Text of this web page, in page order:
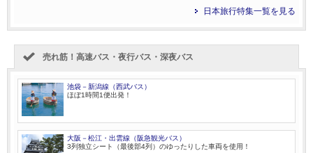
日本旅行特集一覧を見る
売れ筋！高速バス・夜行バス・深夜バス
池袋－新潟線（西武バス）
ほぼ1時間1便出発！
大阪－松江・出雲線（阪急観光バス）
3列独立シート（最後部4列）のゆったりした車両を使用！